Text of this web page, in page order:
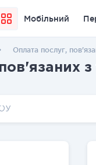
Мобільний
Оплата послуг,